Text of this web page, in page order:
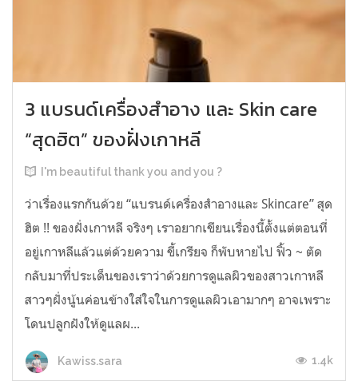
3 แบรนด์เครื่องสำอาง และ Skin care
“สุดฮิต” ของฝั่งเกาหลี
I'm beautiful thank you and you ?
ว่าเรื่องแรกกันด้วย “แบรนด์เครื่องสำอางและ Skincare” สุด
ฮิต !! ของฝั่งเกาหลี จริงๆ เราอยากเขียนเรื่องนี้ตั้งแต่ตอนที่
อยู่เกาหลีแล้วแต่ด้วยความ ขี้เกรียจ ก็พับหายไป ฟิ้ว ~ ตัด
กลับมาที่ประเด็นของเราว่าด้วยการดูแลผิวของสาวเกาหลี
สาวๆฝั่งนู้นค่อนข้างใส่ใจในการดูแลผิวเอามากๆ อาจเพราะ
โดนปลูกฝังให้ดูแลผ...
Kawiss.sara 1.4k